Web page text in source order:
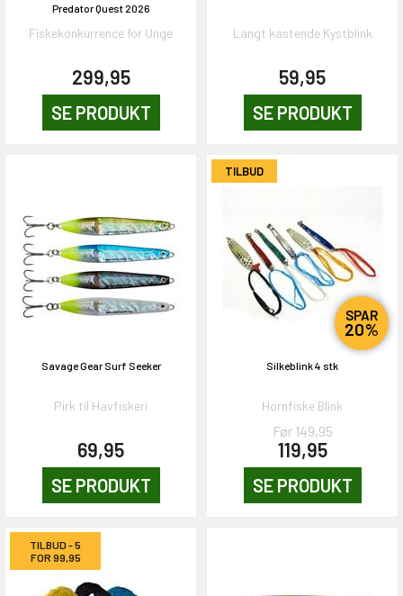
Predator Quest 2026
Fiskekonkurrence for Unge
299,95
SE PRODUKT
Langt kastende Kystblink
59,95
SE PRODUKT
Savage Gear Surf Seeker
Pirk til Havfiskeri
69,95
SE PRODUKT
TILBUD
SPAR
20%
Silkeblink 4 stk
Hornfiske Blink
Før 149,95
119,95
SE PRODUKT
TILBUD - 5
FOR 99,95